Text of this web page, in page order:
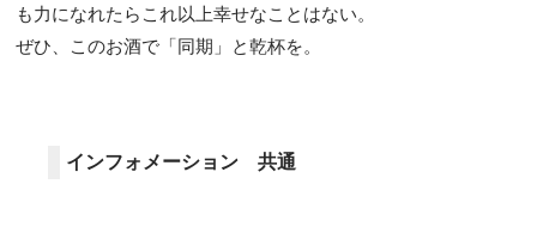
も力になれたらこれ以上幸せなことはない。
ぜひ、このお酒で「同期」と乾杯を。
インフォメーション 共通